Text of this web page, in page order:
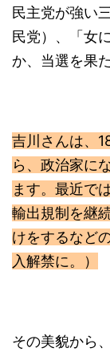
民主党が強い
民党）、「女
か、当選を果
吉川さんは、
ら、政治家に
ます。最近で
輸出規制を継
けをするなど
入解禁に。）
その美貌から